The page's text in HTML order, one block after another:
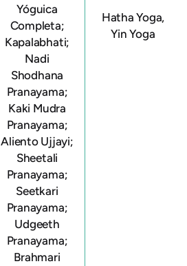
Yóguica
Completa;
Kapalabhati;
Nadi
Shodhana
Pranayama;
Kaki Mudra
Pranayama;
Aliento Ujjayi;
Sheetali
Pranayama;
Seetkari
Pranayama;
Udgeeth
Pranayama;
Brahmari
Hatha Yoga,
Yin Yoga